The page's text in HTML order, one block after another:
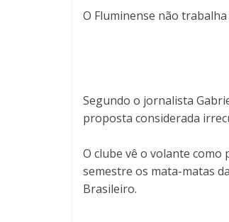
O Fluminense não
Segundo o jornalista
proposta considerada
O clube vê o volante
semestre os mata-matas
Brasileiro.